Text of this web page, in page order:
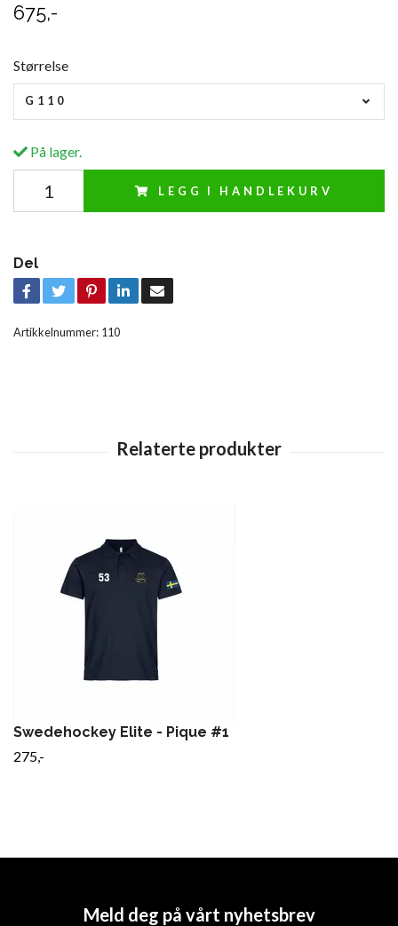
675,-
Størrelse
G110
På lager.
LEGG I HANDLEKURV
Del
Artikkelnummer: 110
Swedehockey Elite - Pique #1
275,-
Meld deg på vårt nyhetsbrev